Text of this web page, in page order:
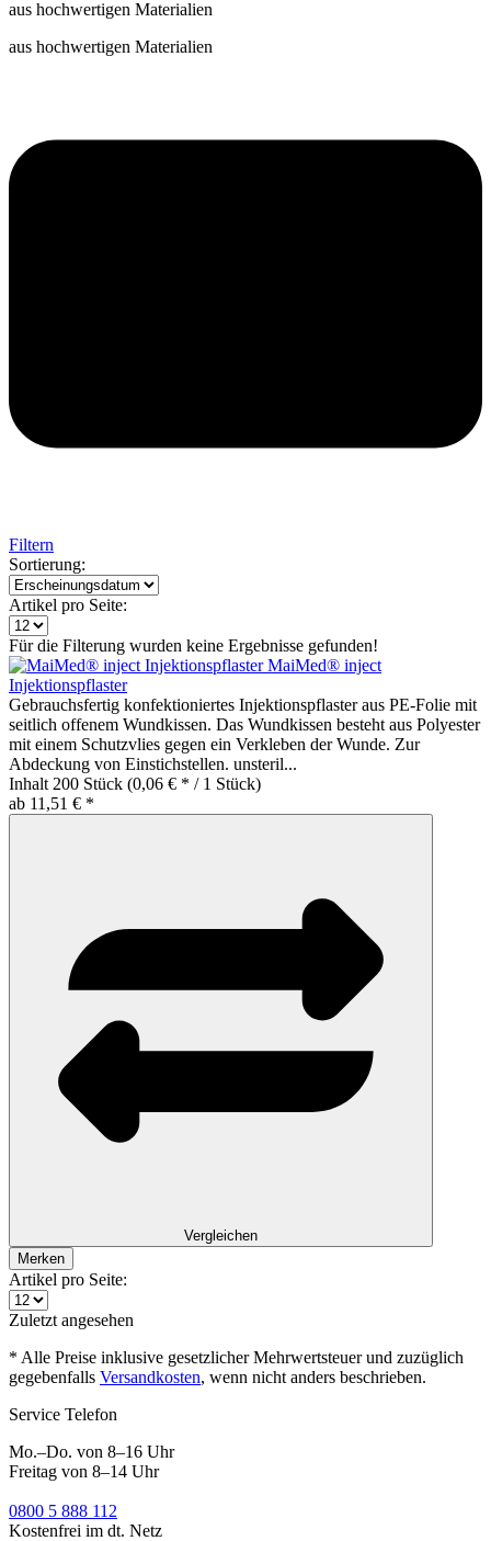
aus hochwertigen Materialien
aus hochwertigen Materialien
Filtern
Sortierung:
Artikel pro Seite:
Für die Filterung wurden keine Ergebnisse gefunden!
MaiMed® inject
Injektionspflaster
Gebrauchsfertig konfektioniertes Injektionspflaster aus PE-Folie mit
seitlich offenem Wundkissen. Das Wundkissen besteht aus Polyester
mit einem Schutzvlies gegen ein Verkleben der Wunde. Zur
Abdeckung von Einstichstellen. unsteril...
Inhalt 200 Stück (0,06 € * / 1 Stück)
ab 11,51 € *
Vergleichen
Merken
Artikel pro Seite:
Zuletzt angesehen
* Alle Preise inklusive gesetzlicher Mehrwertsteuer und zuzüglich
gegebenfalls Versandkosten, wenn nicht anders beschrieben.
Service Telefon
Mo.–Do. von 8–16 Uhr
Freitag von 8–14 Uhr
0800 5 888 112
Kostenfrei im dt. Netz